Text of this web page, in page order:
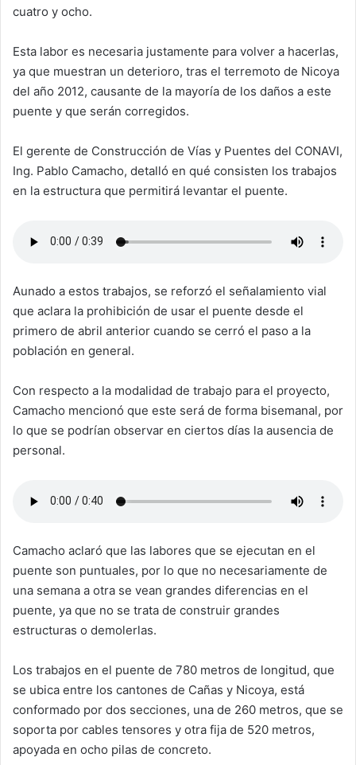
cuatro y ocho.
Esta labor es necesaria justamente para volver a hacerlas,
ya que muestran un deterioro, tras el terremoto de Nicoya
del año 2012, causante de la mayoría de los daños a este
puente y que serán corregidos.
El gerente de Construcción de Vías y Puentes del CONAVI,
Ing. Pablo Camacho, detalló en qué consisten los trabajos
en la estructura que permitirá levantar el puente.
Aunado a estos trabajos, se reforzó el señalamiento vial
que aclara la prohibición de usar el puente desde el
primero de abril anterior cuando se cerró el paso a la
población en general.
Con respecto a la modalidad de trabajo para el proyecto,
Camacho mencionó que este será de forma bisemanal, por
lo que se podrían observar en ciertos días la ausencia de
personal.
Camacho aclaró que las labores que se ejecutan en el
puente son puntuales, por lo que no necesariamente de
una semana a otra se vean grandes diferencias en el
puente, ya que no se trata de construir grandes
estructuras o demolerlas.
Los trabajos en el puente de 780 metros de longitud, que
se ubica entre los cantones de Cañas y Nicoya, está
conformado por dos secciones, una de 260 metros, que se
soporta por cables tensores y otra fija de 520 metros,
apoyada en ocho pilas de concreto.